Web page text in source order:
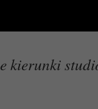
kierunki